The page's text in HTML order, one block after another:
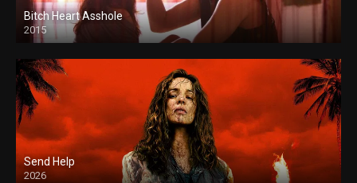
Bitch Heart Asshole
2015
Send Help
2026